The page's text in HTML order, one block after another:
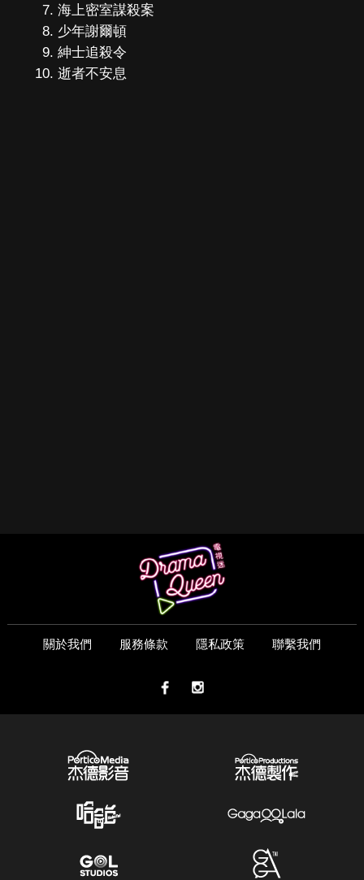
海上密室謀殺案
少年謝爾頓
紳士追殺令
逝者不安息
關於我們 服務條款 隱私政策 聯繫我們